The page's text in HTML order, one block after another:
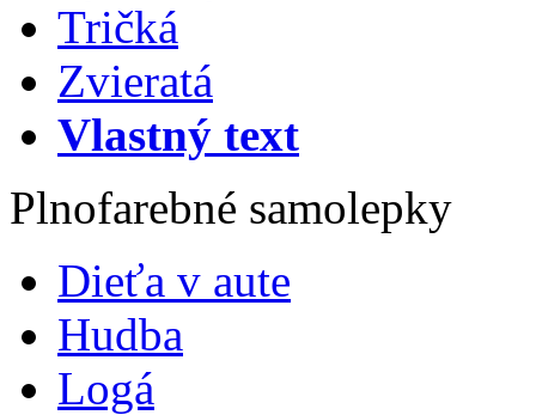
Tričká
Zvieratá
Vlastný text
Plnofarebné samolepky
Dieťa v aute
Hudba
Logá